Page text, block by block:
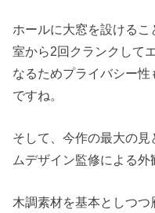
ホールに大窓を設ける
室から2回クランクして
なるためプライバシー
ですね。
そして、今作の最大の
ムデザイン監修による外
木調素材を基本としつ